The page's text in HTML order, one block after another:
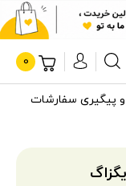
0
و پیگیری سفارشات